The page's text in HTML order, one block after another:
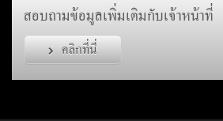
สอบถามข้อมูลเพิ่มเติมกับเจ้าหน้าที่
คลิกที่นี่